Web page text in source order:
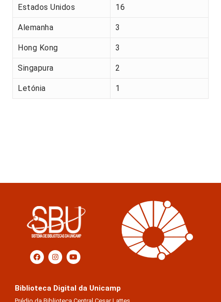
Estados Unidos 16
Alemanha 3
Hong Kong 3
Singapura 2
Letónia 1
Biblioteca Digital da Unicamp